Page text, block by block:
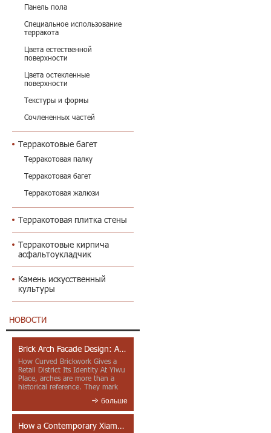
Панель пола
Специальное использование
терракота
Цвета естественной
поверхности
Цвета остекленные
поверхности
Текстуры и формы
Сочлененных частей
Терракотовые багет
Терракотовая палку
Терракотовая багет
Терракотовая жалюзи
Терракотовая плитка стены
Терракотовые кирпича
асфальтоукладчик
Камень искусственный
культуры
НОВОСТИ
Brick Arch Facade Design: A Closer Look at Yiwu Place
How Curved Brickwork Gives a
Retail District Its Identity At Yiwu
Place, arches are more than a
historical reference. They mark
больше
How a Contemporary Xiamen Project Reframes Minnan Red Brick